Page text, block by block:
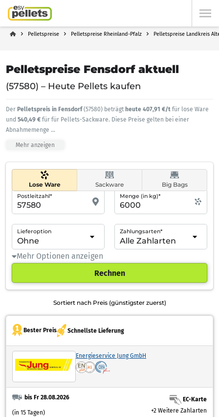
Pelletspreise Pelletspreise Rheinland-Pfalz Pelletspreise Landkreis
Pelletspreise Fensdorf aktuell
(57580) – Heute Pellets kaufen
Der Pelletspreis in Fensdorf(57580) beträgt heute 407,91 €/t für lose Ware
und 540,49 € für für Pellets-Sackware. Diese Preise gelten bei einer
Abnahmemenge ...
Mehr anzeigen
Lose Ware Sackware Big Bags
Postleitzahl* Menge (in kg)*
Lieferoption Zahlungsarten*
Mehr Optionen anzeigen
Rechnen
Sortiert nach Preis (günstigster zuerst)
Bester Preis Schnellste Lieferung
Energieservice Jung GmbH
bis Fr 28.08.2026
(in 15 Tagen)
EC-Karte
+2 Weitere Zahlarten